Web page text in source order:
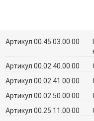
Артикул 00.45.03.00.00
Артикул 00.02.40.00.00
Артикул 00.02.41.00.00
Артикул 00.02.50.00.00
Артикул 00.25.11.00.00